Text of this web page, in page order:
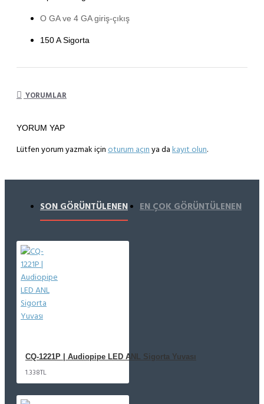
O GA ve 4 GA giriş-çıkış
150 A Sigorta
YORUMLAR
YORUM YAP
Lütfen yorum yazmak için oturum açınya da kayıt olun.
SON GÖRÜNTÜLENEN EN ÇOK GÖRÜNTÜLENEN
CQ-1221P | Audiopipe LED ANL Sigorta Yuvası
1.338TL